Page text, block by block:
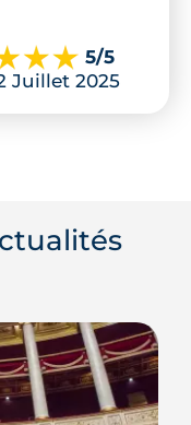
5/5
Juillet 2025